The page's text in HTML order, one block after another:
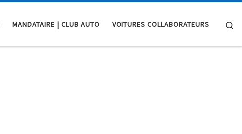
MANDATAIRE | CLUB AUTO VOITURES COLLABORATEURS